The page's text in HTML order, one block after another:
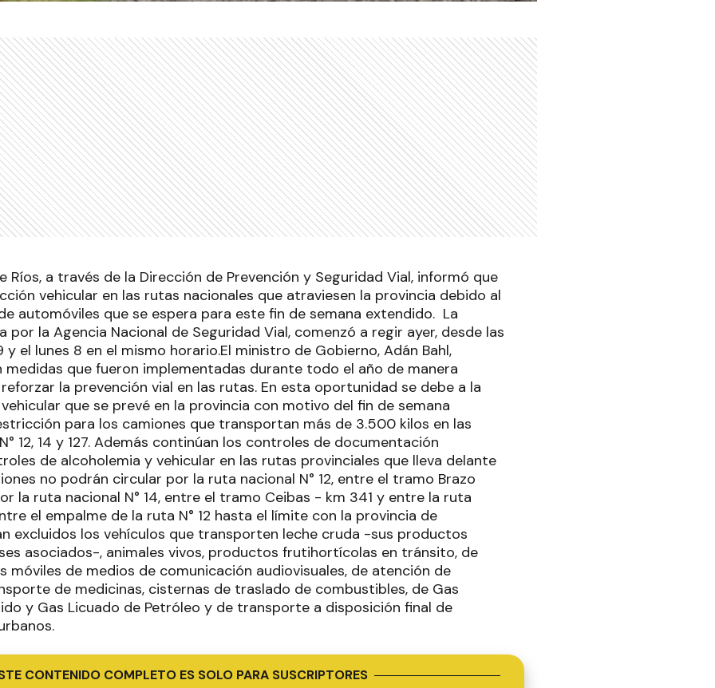
Ríos, a través de la Dirección de Prevención y Seguridad Vial, informó que
vehicular en las rutas nacionales que atraviesen la provincia debido al
automóviles que se espera para este fin de semana extendido. La
por la Agencia Nacional de Seguridad Vial, comenzó a regir ayer, desde las
y el lunes 8 en el mismo horario.El ministro de Gobierno, Adán Bahl,
medidas que fueron implementadas durante todo el año de manera
la prevención vial en las rutas. En esta oportunidad se debe a la
que se prevé en la provincia con motivo del fin de semana
para los camiones que transportan más de 3.500 kilos en las
12, 14 y 127. Además continúan los controles de documentación
de alcoholemia y vehicular en las rutas provinciales que lleva delante
no podrán circular por la ruta nacional N° 12, entre el tramo Brazo
la ruta nacional N° 14, entre el tramo Ceibas - km 341 y entre la ruta
el empalme de la ruta N° 12 hasta el límite con la provincia de
excluidos los vehículos que transporten leche cruda -sus productos
asociados-, animales vivos, productos frutihortícolas en tránsito, de
móviles de medios de comunicación audiovisuales, de atención de
de medicinas, cisternas de traslado de combustibles, de Gas
y Gas Licuado de Petróleo y de transporte a disposición final de
CONTENIDO COMPLETO ES SOLO PARA SUSCRIPTORES